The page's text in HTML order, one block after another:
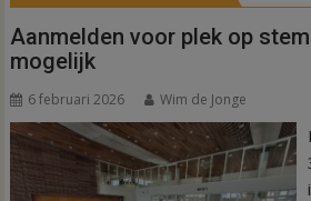
Aanmelden voor plek op
mogelijk
6 februari 2026 Wim de Jonge